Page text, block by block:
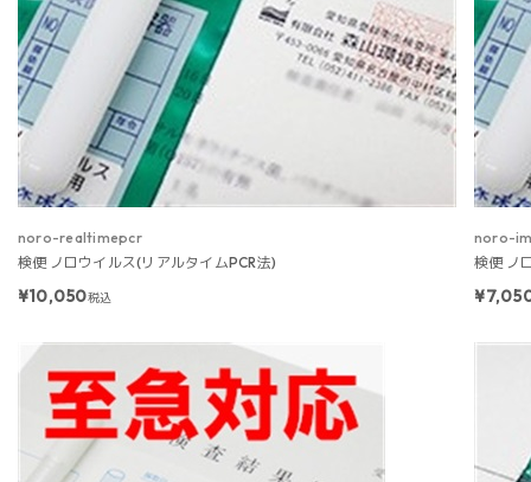
noro-realtimepcr
検便 ノロウイルス(リアルタイムPCR法)
¥10,050税込
noro-
検便 ノ